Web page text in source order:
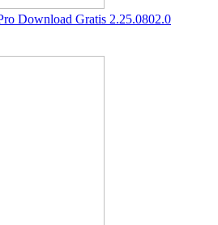
Download Gratis 2.25.0802.0